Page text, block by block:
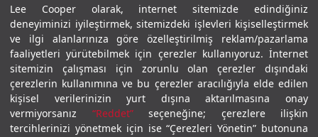
Lee Cooper olarak, internet sitemizde edindiğiniz
deneyiminizi iyileştirmek, sitemizdeki işlevleri kişiselleştirmek
ve ilgi alanlarınıza göre özelleştirilmiş reklam/pazarlama
faaliyetleri yürütebilmek için çerezler kullanıyoruz. İnternet
sitemizin çalışması için zorunlu olan çerezler dışındaki
çerezlerin kullanımına ve bu çerezler aracılığıyla elde edilen
kişisel verilerinizin yurt dışına aktarılmasına onay
vermiyorsanız “Reddet”seçeneğine; çerezlere ilişkin
tercihlerinizi yönetmek için ise “Çerezleri Yönetin” butonuna
Gizlilik PolitikasıÇerez PolitikasıKVKK Aydınlatma MetniŞartlar ve Koşullar